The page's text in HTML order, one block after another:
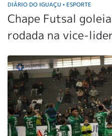
DIÁRIO DO IGUAÇU • ESPORTE
Chape Futsal
rodada na vice-